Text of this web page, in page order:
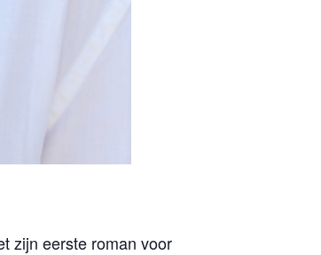
zijn eerste roman voor